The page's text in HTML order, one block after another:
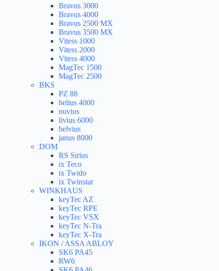
Bravus 3000
Bravus 4000
Bravus 2500 MX
Bravus 3500 MX
Vitess 1000
Vitess 2000
Vitess 4000
MagTec 1500
MagTec 2500
BKS
PZ 88
helius 4000
nuvius
livius 6000
belvius
janus 8000
DOM
RS Sirius
ix Teco
ix Twido
ix Twinstar
WINKHAUS
keyTec AZ
keyTec RPE
keyTec VSX
keyTec N-Tra
keyTec X-Tra
IKON / ASSA ABLOY
SK6 PA45
RW6